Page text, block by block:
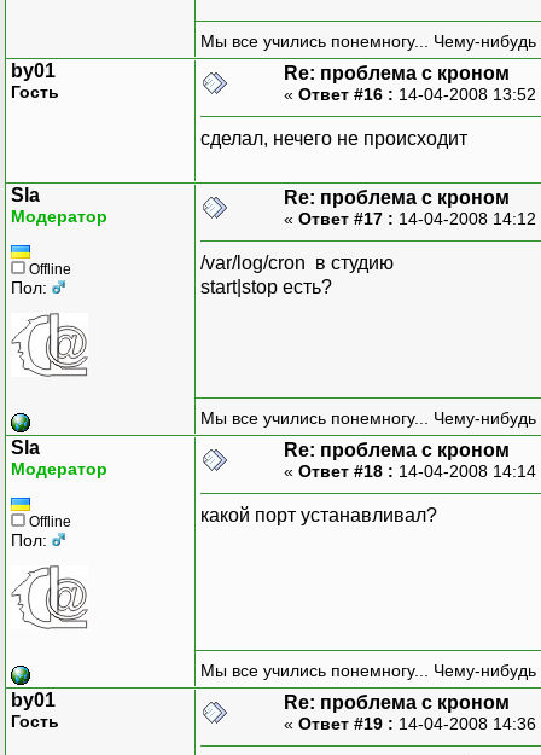
Мы все учились понемногу... Чему-нибудь
by01
Гость
Re: проблема с кроном
« Ответ #16 : 14-04-2008
сделал, нечего не происходит
Sla
Модератор
Offline
Пол:
Re: проблема с кроном
« Ответ #17 : 14-04-2008
/var/log/cron в студию
start|stop есть?
Мы все учились понемногу... Чему-нибудь
Sla
Модератор
Offline
Пол:
Re: проблема с кроном
« Ответ #18 : 14-04-2008
какой порт устанавливал?
Мы все учились понемногу... Чему-нибудь
by01
Гость
Re: проблема с кроном
« Ответ #19 : 14-04-2008